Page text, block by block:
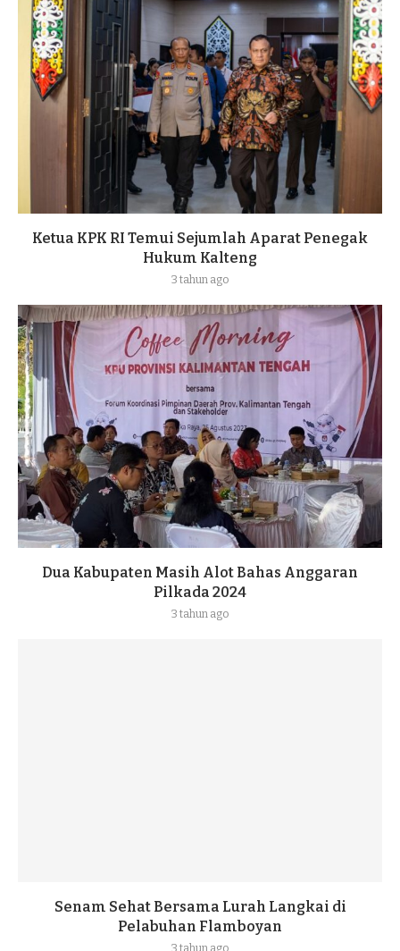
Ketua KPK RI Temui Sejumlah Aparat Penegak
Hukum Kalteng
3 tahun ago
Dua Kabupaten Masih Alot Bahas Anggaran
Pilkada 2024
3 tahun ago
Senam Sehat Bersama Lurah Langkai di
Pelabuhan Flamboyan
3 tahun ago